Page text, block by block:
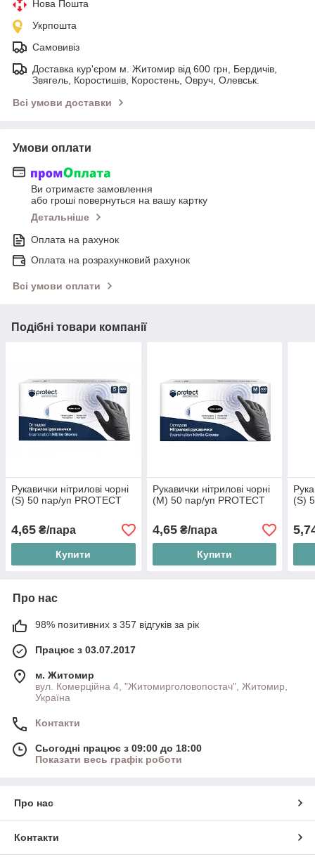
Нова Пошта
Укрпошта
Самовивіз
Доставка кур'єром м. Житомир від 600 грн, Бердичів,
Звягель, Коростишів, Коростень, Овруч, Олевськ.
Всі умови доставки
Умови оплати
Ви отримаєте замовлення
або гроші повернуться на вашу картку
Детальніше
Оплата на рахунок
Оплата на розрахунковий рахунок
Всі умови оплати
Подібні товари компанії
Рукавички нітрилові чорні
(S) 50 пар/уп PROTECT
4,65 ₴/пара
Купити
Рукавички нітрилові чорні
(M) 50 пар/уп PROTECT
4,65₴/пара
Купити
(S)
Про нас
98% позитивних з 357 відгуків за рік
Працює з 03.07.2017
м. Житомир
вул. Комерційна 4, "Житомирголовопостач", Житомир,
Україна
Контакти
Сьогодні працює з 09:00 до 18:00
Показати весь графік роботи
Про нас
Контакти